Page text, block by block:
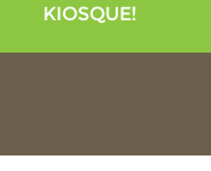
KIOSQUE!